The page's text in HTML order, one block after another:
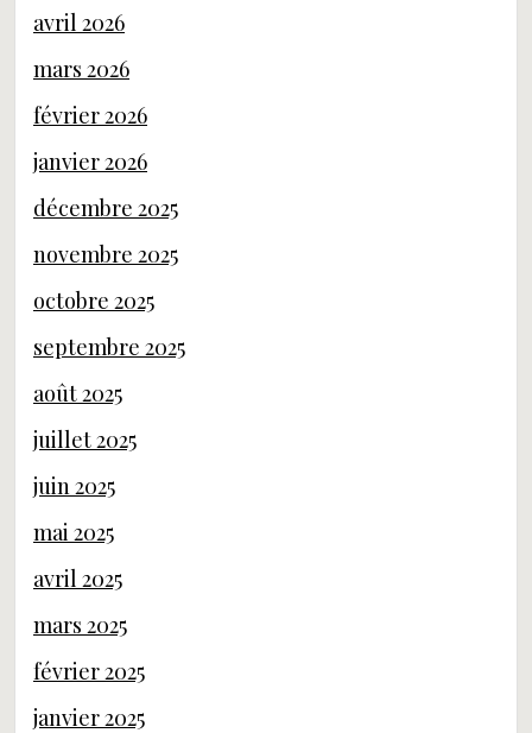
avril 2026
mars 2026
février 2026
janvier 2026
décembre 2025
novembre 2025
octobre 2025
septembre 2025
août 2025
juillet 2025
juin 2025
mai 2025
avril 2025
mars 2025
février 2025
janvier 2025